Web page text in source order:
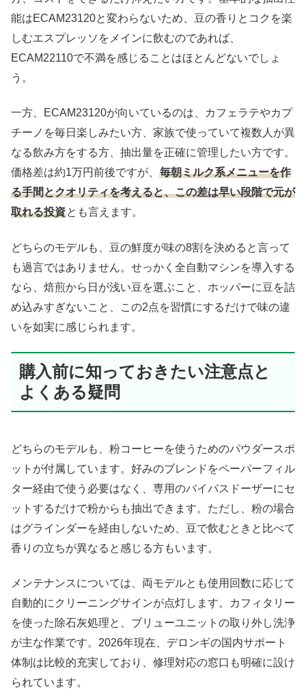
能はECAM23120と変わらないため、豆の香りとコクを楽
しむエスプレッソをメインに飲むのであれば、
ECAM22110で不満を感じることはほとんどないでしょ
う。
一方、ECAM23120が向いているのは、カフェラテやカプ
チーノを毎日楽しみたい方、家族で使っていて複数人が異
なる飲み方をする方、抽出量を正確に管理したい方です。
価格差は約1万円前後ですが、 毎朝ミルク系メニューを作
る手間とクオリティを考えると、この差は早い段階で元が
取れる投資とも言えます。
どちらのモデルも、豆の鮮度が味の8割を決めると言って
も過言ではありません。せっかく全自動マシンを導入する
なら、焙煎から日が浅い豆を選ぶこと、ホッパーに豆を詰
め込みすぎないこと、この2点を習慣にするだけで味の違
いを如実に感じられます。
購入前に知っておきたい注意点と
よくある疑問
どちらのモデルも、粉コーヒーを使うためのパウダースポ
ットが付属しています。好みのブレンドをペーパーフィル
ター経由で使う必要はなく、専用のバイパスドーザーにセ
ットするだけで粉からも抽出できます。ただし、粉の場合
はグラインダーを経由しないため、豆で飲むときと比べて
香りの立ちが異なると感じる方もいます。
メンテナンスについては、両モデルとも使用回数に応じて
自動的にクリーニングサインが点灯します。カフィタリー
を使った除石灰処理と、ブリューユニットの取り外し洗浄
が主な作業です。2026年現在、デロンギの国内サポート
体制は比較的充実しており、修理対応の窓口も明確に設け
られています。